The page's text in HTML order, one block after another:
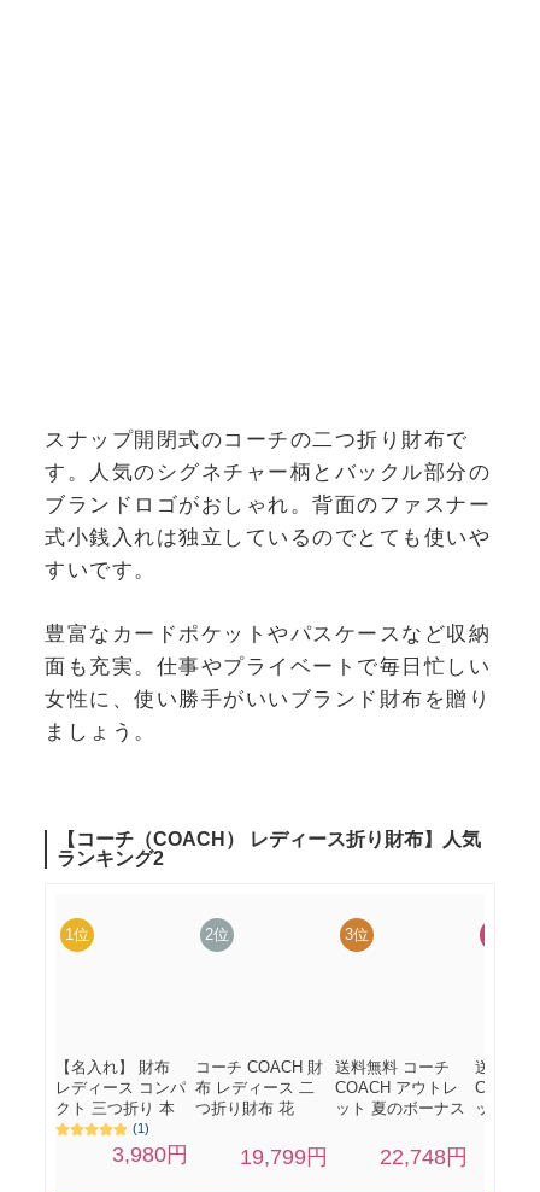
スナップ開閉式のコーチの二つ折り財布で
す。人気のシグネチャー柄とバックル部分の
ブランドロゴがおしゃれ。背面のファスナー
式小銭入れは独立しているのでとても使いや
すいです。
豊富なカードポケットやパスケースなど収納
面も充実。仕事やプライベートで毎日忙しい
女性に、使い勝手がいいブランド財布を贈り
ましょう。